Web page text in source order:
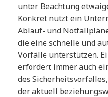
unter Beachtung
Konkret nutzt ein
Ablauf- und
die eine schnelle und
Vorfälle unterstützen.
erfordert immer auch
des
der aktuell